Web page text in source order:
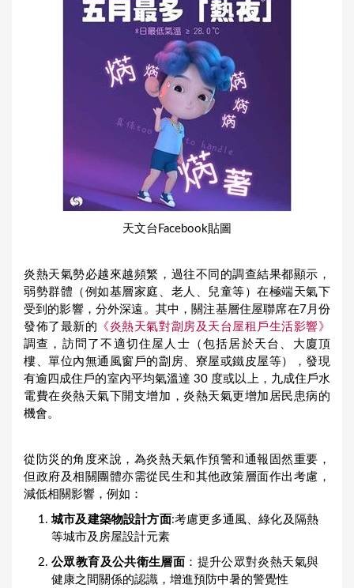
天文台Facebook貼圖
炎熱天氣勢必越來越頻繁，過往不同的調查結果都顯示，
弱勢群體（例如基層家庭、老人、兒童等）在極端天氣下
受到的影響，分外深遠。其中，關注基層住屋聯席在7月份
發佈了最新的 《炎熱天氣對劏房及天台屋租戶生活影響》
調查，訪問了不適切住屋人士（包括居於天台、大廈頂
樓、單位內無通風窗戶的劏房、寮屋或鐵皮屋等），發現
有逾四成住戶的室內平均氣溫達 30 度或以上，九成住戶水
電費在炎熱天氣下開支增加，炎熱天氣更增加居民患病的
機會。
從防災的角度來說，為炎熱天氣作預警和通報固然重要，
但政府及相關團體亦需從民生和其他政策層面作出考慮，
減低相關影響，例如：
城市及建築物設計方面:考慮更多通風、綠化及隔熱
等城市及房屋設計元素
公眾教育及公共衛生層面 ：提升公眾對炎熱天氣與
健康之間關係的認識，增進預防中暑的警覺性